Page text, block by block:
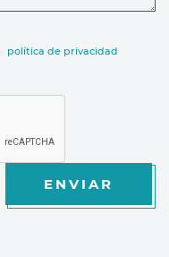
política de privacidad
ENVIAR